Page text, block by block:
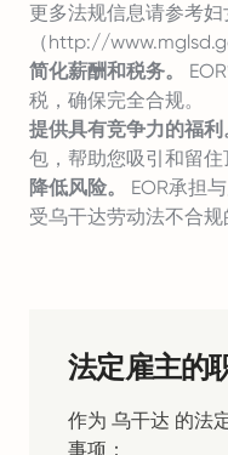
更多法规信息请参考
（http://
简化薪酬和税务。
税，确保完全合规。
提供具有竞争力的福利
包，帮助您吸引和留住
降低风险。
EOR承担
受乌干达劳动法不合规
法定雇主的
作为 乌干达 的法
事项：